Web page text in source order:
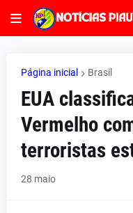
Página inicial Brasil
EUA
Vermelho
terroristas
28 maio